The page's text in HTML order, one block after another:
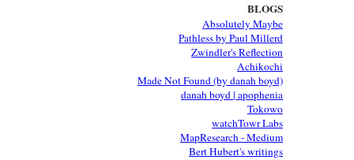
BLOGS
Absolutely Maybe
Pathless by Paul Millerd
Zwindler's Reflection
Achikochi
Made Not Found (by danah boyd)
danah boyd | apophenia
Tokowo
watchTowr Labs
MapResearch - Medium
Bert Hubert's writings